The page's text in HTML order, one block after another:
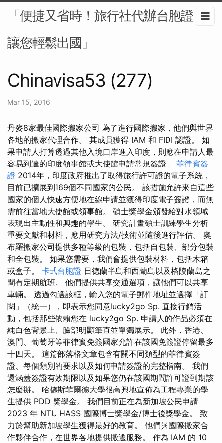
「便捷又省時！旅行社代辦台胞證，
讓您輕鬆出國」
Chinavisa53 (277)
Mar 15, 2016
丹麥8家最佳國際搬家公司 為了進行國際搬家，他們與世界
各地的搬家代理合作。 其成員獲得 IAM 和 FIDI 認證。 如
果申請人打算透過其他入境口岸進入印度，則應在申請人最
容易到達的印度領事館或大使館申請常規簽證。 菲律賓簽
證 2014年，印度政府推出了取得旅行許可證的電子系統，
目前已擴展到169個不同國家的公民。 該措施允許來自這些
國家的個人快速方便地在線申請並獲得印度電子簽證，而無
需前往當地大使館或領事館。 碩士獎學金頒發給對水領域
表現出主動性和興趣的學生。 研究計畫碩士訓練學生分析
重要文獻和材料，應用研究方法/技術並隨後進行評估。 奧
布羅搬家公司提供多種等級的包裝，包括自包裝、部分包裝
和全包裝。 如果您需要，我們會提供包裝材料，包括木箱
或盒子。 卡式台胞證 日德蘭半島和西蘭島以及格陵蘭島之
間有定期航班。 他們提供共享交通選項，讓他們可以共享
車輛。 透過勾選該框，輸入您的電子郵件地址並選擇「訂
閱」（統一），即表示您同意lucky2go Sp. 直接行銷活
動，包括那些依賴您在 lucky2go Sp. 申請人的作品必須在
純白色背景上、臉部明顯筆直並單獨展示。 此外，香港、
澳門、葡萄牙等菲律賓免簽國家允許在該國免簽證停留最多
十四天。 這篇部落格文章包含有關不同類型的菲律賓簽
證、每個類別的要求以及如何申請簽證的完整指南。 我們
還涵蓋簽證有效期限以及如果您仍在該國期間許可證到期該
怎麼辦。 哈德斯菲爾德大學很高興地宣佈為工程專業的學
生提供 PDD 獎學金。 我們目前正在為新加坡公民申請
2023 年 NTU HASS 國際博士獎學金/博士後獎學金。 致
力於幫助新加坡學生獲得最好的教育。 他們與國際搬家合
作夥伴合作，在世界各地提供搬遷服務。 作為 IAM 的 10